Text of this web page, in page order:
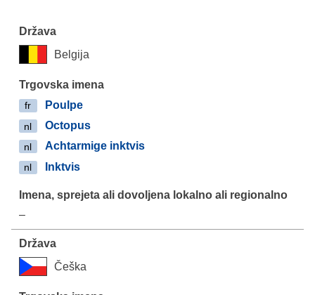
Belgija
fr Poulpe
nl Octopus
nl Achtarmige inktvis
nl Inktvis
–
Češka